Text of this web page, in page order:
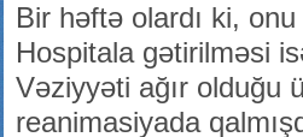
Bir həftə olardı ki,
Hospitala gətirilməsi
Vəziyyəti ağır olduğu
reanimasiyada